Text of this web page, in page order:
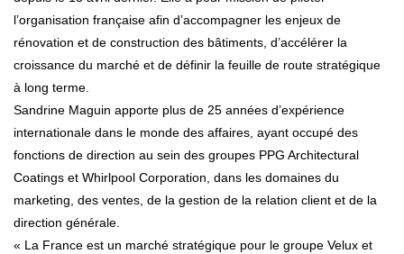
l’organisation française afin d’accompagner les enjeux de
rénovation et de construction des bâtiments, d’accélérer la
croissance du marché et de définir la feuille de route stratégique
à long terme.
Sandrine Maguin apporte plus de 25 années d’expérience
internationale dans le monde des affaires, ayant occupé des
fonctions de direction au sein des groupes PPG Architectural
Coatings et Whirlpool Corporation, dans les domaines du
marketing, des ventes, de la gestion de la relation client et de la
direction générale.
« La France est un marché stratégique pour le groupe Velux et